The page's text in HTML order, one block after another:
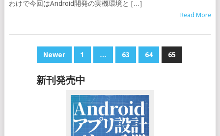
わけで今回はAndroid開発の実機環境と […]
Read More
POSTSNewer 1 … 63 64 65
新刊発売中